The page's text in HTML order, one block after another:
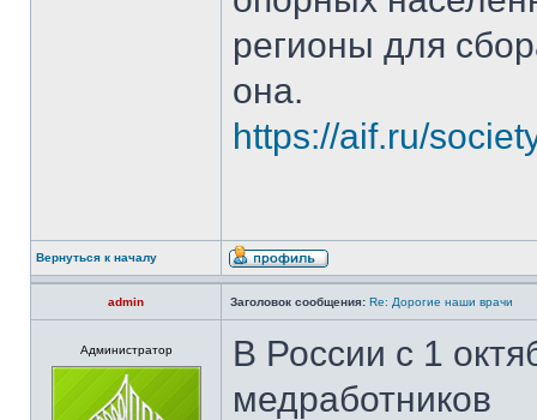
регионы для
она.
https://aif.ru/
Вернуться к началу
admin Заголовок сообщения: Re: Дорогие наши врачи
Администратор
В России с 1
медработников